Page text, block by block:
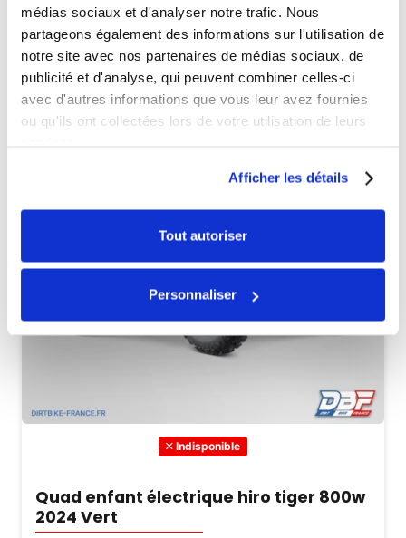
médias sociaux et d'analyser notre trafic. Nous
partageons également des informations sur l'utilisation de
notre site avec nos partenaires de médias sociaux, de
publicité et d'analyse, qui peuvent combiner celles-ci
avec d'autres informations que vous leur avez fournies
ou qu'ils ont collectées lors de votre utilisation de leurs
Afficher les détails
Tout autoriser
Personnaliser
Véhicules complets
Indisponible
Quad enfant électrique hiro tiger 800w
2024 Vert